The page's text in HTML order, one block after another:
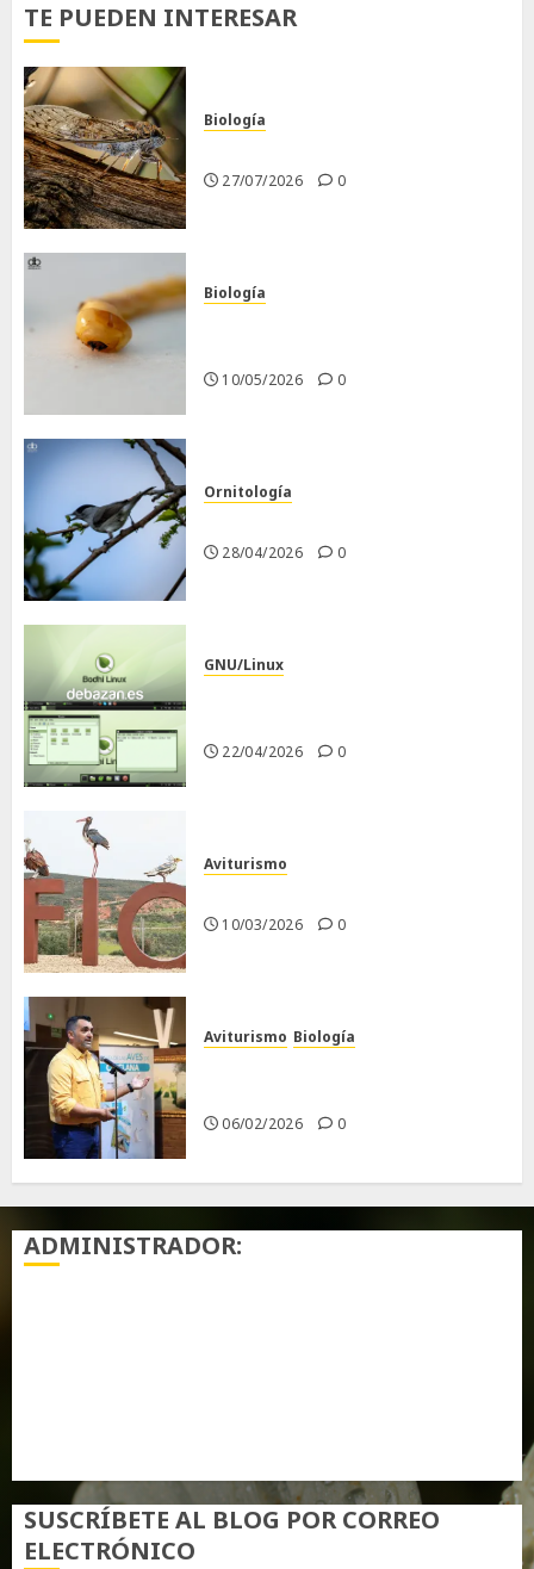
TE PUEDEN INTERESAR
Biología
27/07/2026 0
Biología
10/05/2026 0
Ornitología
28/04/2026 0
GNU/Linux
22/04/2026 0
Aviturismo
10/03/2026 0
Aviturismo Biología
06/02/2026 0
ADMINISTRADOR:
SUSCRÍBETE AL BLOG POR CORREO
ELECTRÓNICO